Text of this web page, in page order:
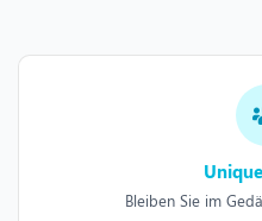
Bleiben Sie im